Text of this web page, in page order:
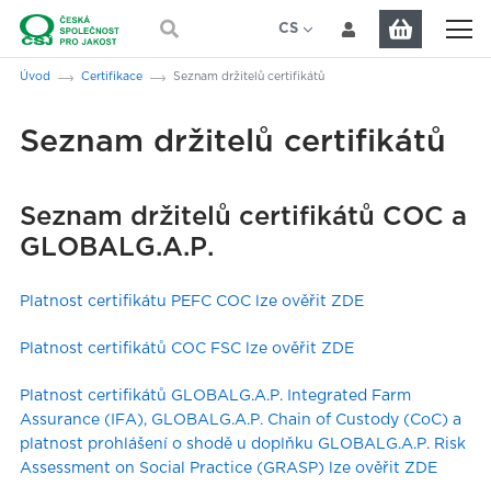
Přeskočit na hlavní obsah
CS
Jsi tady:
Úvod Certifikace Seznam držitelů certifikátů
Seznam držitelů certifikátů
Seznam držitelů certifikátů COC a
GLOBALG.A.P.
Platnost certifikátu PEFC COC lze ověřit ZDE
Platnost certifikátů COC FSC lze ověřit ZDE
Platnost certifikátů GLOBALG.A.P. Integrated Farm
Assurance (IFA), GLOBALG.A.P. Chain of Custody (CoC) a
platnost prohlášení o shodě u doplňku GLOBALG.A.P. Risk
Assessment on Social Practice (GRASP) lze ověřit ZDE